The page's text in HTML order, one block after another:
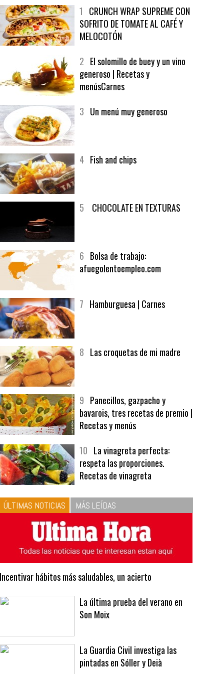
MÁS LEÍDO ÚLTIMAS PUBLICACIONES
SOFRITO DE TOMATE AL CAFÉ Y
MELOCOTÓN
generoso | Recetas y
afuegolentoempleo.com
bavarois, tres recetas de premio |
Recetas y menús
respeta las proporciones.
Recetas de vinagreta
ÚLTIMAS NOTICIAS MÁS LEÍDAS
Incentivar hábitos más saludables, un acierto
Son Moix